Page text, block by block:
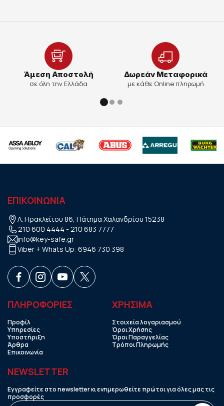
Άμεση Αποστολή
σε όλη την Ελλάδα
Δωρεάν Μεταφορικά
με κάθε Online πληρωμή
ΕΠΙΚΟΙΝΩΝΙΑ
Λ. Ηρακλείτου 86, Πάτημα Χαλανδρίου 15238
210 600 4444 - 210 683 7777
info@key-safe.gr
Viber + Whats Up: 6946 730 398
ΠΛΗΡΟΦΟΡΙΕΣ
Προφίλ
Υπηρεσίες
Υποστήριξη
Άρθρα
Επικοινωνία
ΧΡHΣΙΜΑ
Στοιχεία λογαριασμού
Όροι Χρήσης
Όροι Παραγγελίας
Τρόποι Πληρωμής
NEWSLETTER
Εγγραφείτε στο newsletter κι ενημερωθείτε πρώτοι για όλες μας τις
προσφορές